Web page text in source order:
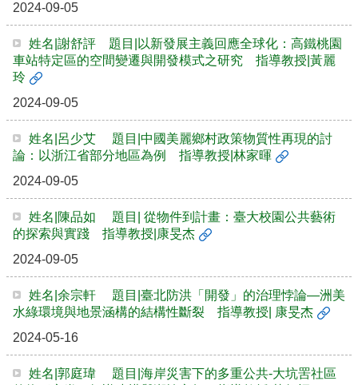
2024-09-05
姓名|謝舒評 題目|以新發展主義回應全球化：高鐵桃園
車站特定區的空間變遷與開發模式之研究 指導教授|黃麗
玲
2024-09-05
姓名|呂少艾 題目|中國美麗鄉村政策物質性再現的討
論：以浙江省部分地區為例 指導教授|林家暉
2024-09-05
姓名|陳品如 題目| 從物件到計畫：臺大校園公共藝術
的探索與實踐 指導教授|康旻杰
2024-09-05
姓名|余宗軒 題目|臺北防洪「開發」的治理悖論—洲美
水綠環境與地景涵構的結構性斷裂 指導教授| 康旻杰
2024-05-16
姓名|郭庭瑋 題目|海岸災害下的多重公共-大坑罟社區